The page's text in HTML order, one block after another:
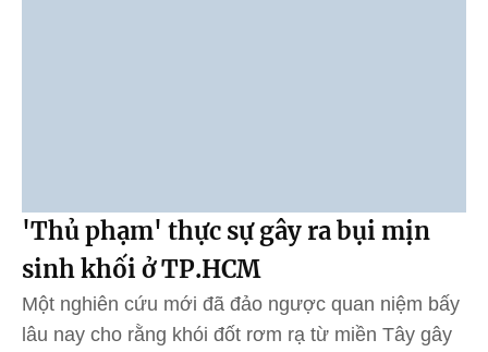
'Thủ phạm' thực sự gây ra bụi mịn
sinh khối ở TP.HCM
Một nghiên cứu mới đã đảo ngược quan niệm bấy
lâu nay cho rằng khói đốt rơm rạ từ miền Tây gây